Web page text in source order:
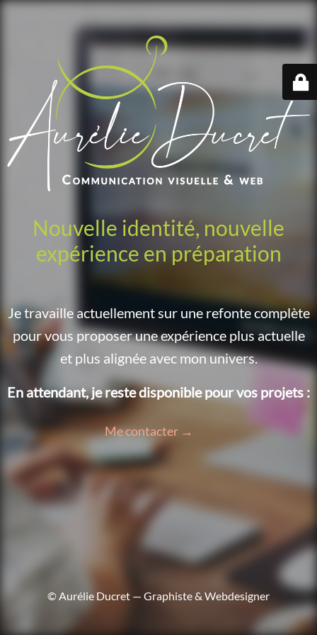
Nouvelle identité, nouvelle
expérience en préparation
Je travaille actuellement sur une refonte complète
pour vous proposer une expérience plus actuelle
et plus alignée avec mon univers.
En attendant, je reste disponible pour vos projets :
Me contacter →
© Aurélie Ducret — Graphiste & Webdesigner